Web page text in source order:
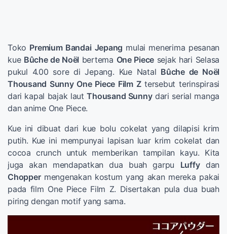
Toko Premium Bandai Jepang mulai menerima pesanan
kue Bûche de Noël bertema One Piece sejak hari Selasa
pukul 4.00 sore di Jepang. Kue Natal Bûche de Noël
Thousand Sunny One Piece Film Ztersebut terinspirasi
dari kapal bajak lautThousand Sunnydari serial manga
dan anime One Piece.
Kue ini dibuat dari kue bolu cokelat yang dilapisi krim
putih. Kue ini mempunyai lapisan luar krim cokelat dan
cocoa crunch untuk memberikan tampilan kayu. Kita
juga akan mendapatkan dua buah garpu Luffydan
Choppermengenakan kostum yang akan mereka pakai
pada film One Piece Film Z. Disertakan pula dua buah
piring dengan motif yang sama.